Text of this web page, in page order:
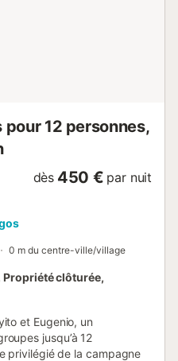
12 personnes,
dès 450 € par nuit
0 m du centre-ville/village
Propriété clôturée,
et Eugenio, un
jusqu’à 12
privilégié de la campagne